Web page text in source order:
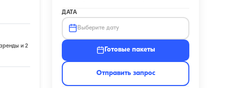
и 2
ДАТА
Выберите дату
Готовые пакеты
Отправить запрос